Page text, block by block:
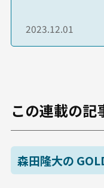
2023.12.01
この連載の記
森田隆大の